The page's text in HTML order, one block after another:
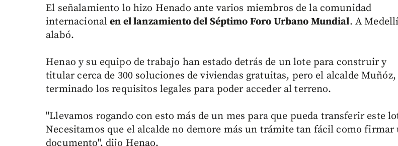
El señalamiento lo hizo Henado ante varios miembros de la comunidad
internacionalen el lanzamiento del Séptimo Foro Urbano Mundial. A
alabó.
Henao y su equipo de trabajo han estado detrás de un lote para construir y
titular cerca de 300 soluciones de viviendas gratuitas, pero el alcalde
terminado los requisitos legales para poder acceder al terreno.
"Llevamos rogando con esto más de un mes para que pueda transferir este
Necesitamos que el alcalde no demore más un trámite tan fácil como firmar
documento", dijo Henao.